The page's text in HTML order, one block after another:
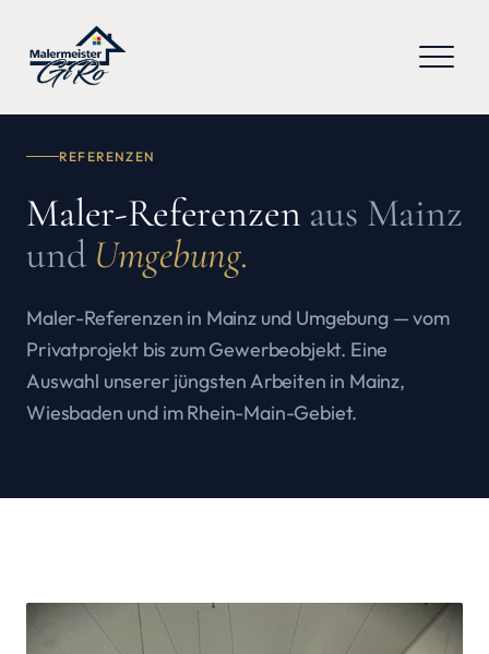
REFERENZEN
Maler-Referenzen aus Mainz
und Umgebung.
Maler-Referenzen in Mainz und Umgebung — vom
Privatprojekt bis zum Gewerbeobjekt. Eine
Auswahl unserer jüngsten Arbeiten in Mainz,
Wiesbaden und im Rhein-Main-Gebiet.